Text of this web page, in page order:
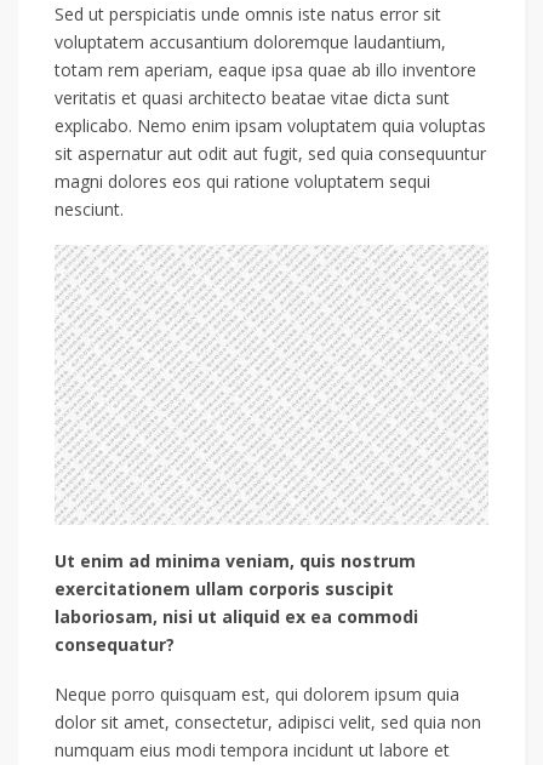
Sed ut perspiciatis unde omnis iste natus error sit
voluptatem accusantium doloremque laudantium,
totam rem aperiam, eaque ipsa quae ab illo inventore
veritatis et quasi architecto beatae vitae dicta sunt
explicabo. Nemo enim ipsam voluptatem quia voluptas
sit aspernatur aut odit aut fugit, sed quia consequuntur
magni dolores eos qui ratione voluptatem sequi
nesciunt.
Ut enim ad minima veniam, quis nostrum
exercitationem ullam corporis suscipit
laboriosam, nisi ut aliquid ex ea commodi
consequatur?
Neque porro quisquam est, qui dolorem ipsum quia
dolor sit amet, consectetur, adipisci velit, sed quia non
numquam eius modi tempora incidunt ut labore et